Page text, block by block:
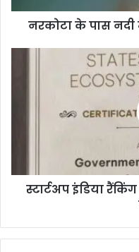
नरकोटा के पास नदी
स्टार्टअप इंडिया